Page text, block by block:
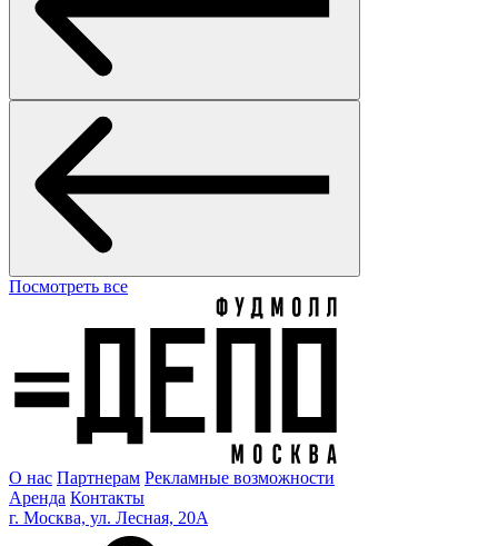
Посмотреть все
О нас Партнерам Рекламные возможности
Аренда Контакты
г. Москва, ул. Лесная, 20A